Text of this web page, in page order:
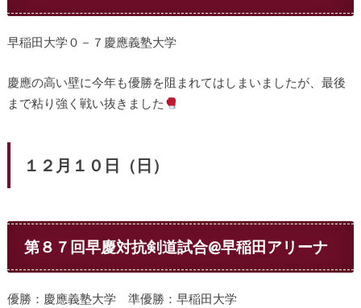
早稲田大学０－７慶應義塾大学
慶應の高い壁に今年も優勝を阻まれてはしまいましたが、最後
まで粘り強く戦い抜きました
１２月１０日（日）
第８７回早慶対抗剣道試合@早稲田アリーナ
優勝：慶應義塾大学 準優勝：早稲田大学